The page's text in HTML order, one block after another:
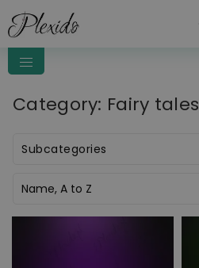
Category: Fairy tales
Name, A to Z
Subcategories